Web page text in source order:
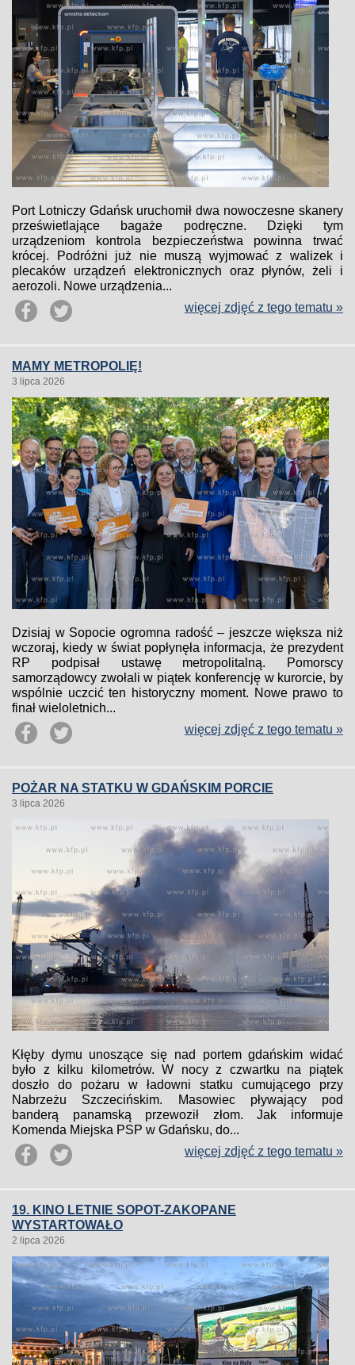
Port Lotniczy Gdańsk uruchomił dwa nowoczesne skanery
prześwietlające bagaże podręczne. Dzięki tym
urządzeniom kontrola bezpieczeństwa powinna trwać
krócej. Podróżni już nie muszą wyjmować z walizek i
plecaków urządzeń elektronicznych oraz płynów, żeli i
aerozoli. Nowe urządzenia...
więcej zdjęć z tego tematu »
MAMY METROPOLIĘ!
3 lipca 2026
Dzisiaj w Sopocie ogromna radość – jeszcze większa niż
wczoraj, kiedy w świat popłynęła informacja, że prezydent
RP podpisał ustawę metropolitalną. Pomorscy
samorządowcy zwołali w piątek konferencję w kurorcie, by
wspólnie uczcić ten historyczny moment. Nowe prawo to
finał wieloletnich...
więcej zdjęć z tego tematu »
POŻAR NA STATKU W GDAŃSKIM PORCIE
3 lipca 2026
Kłęby dymu unoszące się nad portem gdańskim widać
było z kilku kilometrów. W nocy z czwartku na piątek
doszło do pożaru w ładowni statku cumującego przy
Nabrzeżu Szczecińskim. Masowiec pływający pod
banderą panamską przewoził złom. Jak informuje
Komenda Miejska PSP w Gdańsku, do...
więcej zdjęć z tego tematu »
19. KINO LETNIE SOPOT-ZAKOPANE
WYSTARTOWAŁO
2 lipca 2026